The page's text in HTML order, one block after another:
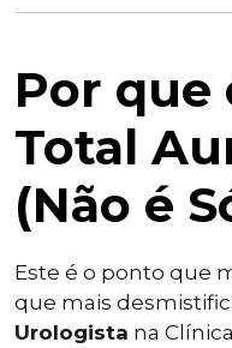
Por que
Total
(Não é
Este é o ponto que
que mais
Urologista na